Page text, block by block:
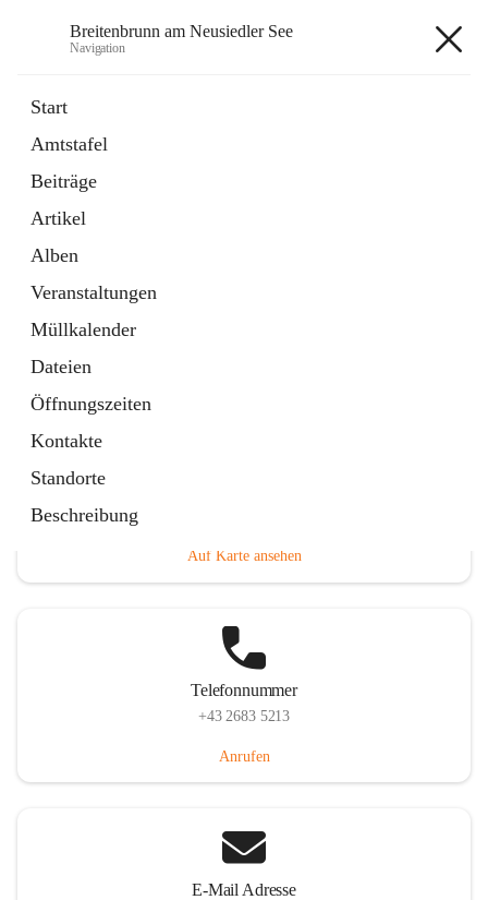
Breitenbrunn am Neusiedler See
Navigation
Start
Amtstafel
Beiträge
Artikel
Alben
Veranstaltungen
Müllkalender
Dateien
Öffnungszeiten
Kontakte
Standorte
Beschreibung
18 Schnellzugriffe
Gemeindeservice
Auf Karte ansehen
Telefonnummer
+43 2683 5213
Anrufen
E-Mail Adresse